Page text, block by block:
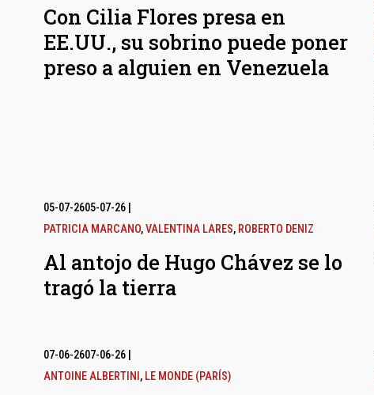
Con Cilia Flores presa en
EE.UU., su sobrino puede poner
preso a alguien en Venezuela
05-07-2605-07-26|
PATRICIA MARCANO,VALENTINA LARES, ROBERTO DENIZ
Al antojo de Hugo Chávez se lo
tragó la tierra
07-06-2607-06-26|
ANTOINE ALBERTINI , LE MONDE (PARÍS)